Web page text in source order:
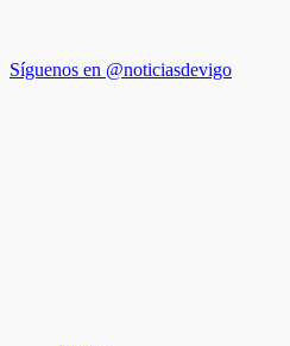
Síguenos en @noticiasdevigo